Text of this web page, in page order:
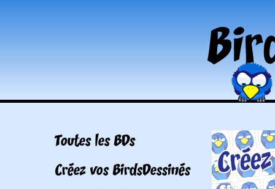
Toutes les BDs
Créez vos BirdsDessinés